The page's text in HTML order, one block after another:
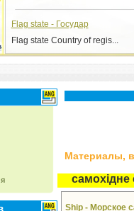
Flag state - Государ
Flag state Country of regis...
Материалы, в
самохідне
Ship - Морское